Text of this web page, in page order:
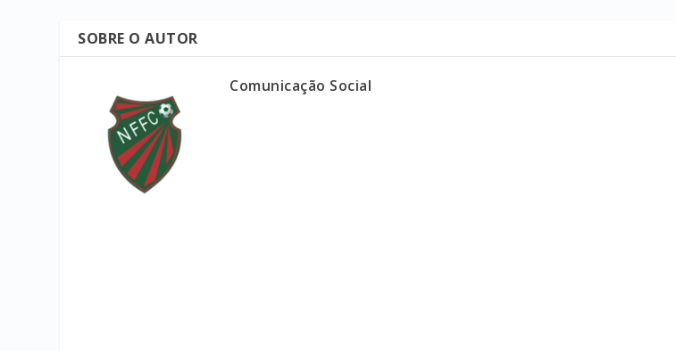
SOBRE O AUTOR
Comunicação Social